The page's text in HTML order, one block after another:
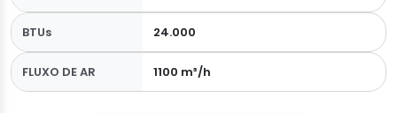
BTUs 24.000
FLUXO DE AR 1100 m³/h